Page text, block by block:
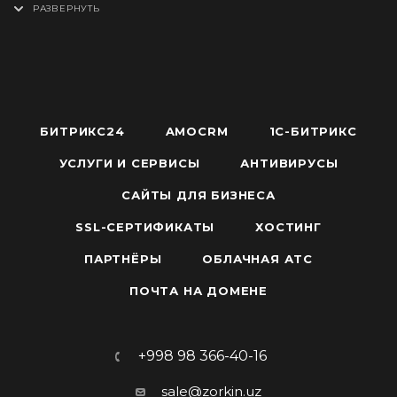
Настраиваемая аналитика угроз:
организации.
воспользуйтесь онлайн-чатом или
БИТРИКС24 AMOCRM 1С-БИТРИКС
УСЛУГИ И СЕРВИСЫ АНТИВИРУСЫ
САЙТЫ ДЛЯ БИЗНЕСА
SSL-СЕРТИФИКАТЫ ХОСТИНГ
ПАРТНЁРЫ ОБЛАЧНАЯ АТС
ПОЧТА НА ДОМЕНЕ
+998 98 366-40-16
sale@zorkin.uz